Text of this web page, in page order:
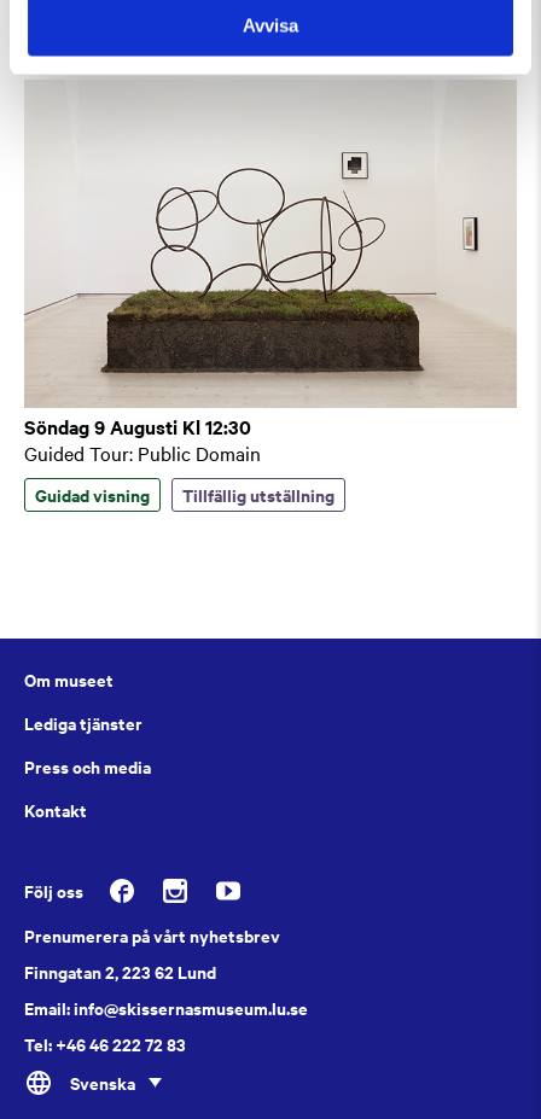
Avvisa
Söndag 9 Augusti Kl 12:30
Guided Tour: Public Domain
Guidad visning Tillfällig utställning
Om museet
Lediga tjänster
Press och media
Kontakt
Följ oss
Prenumerera på vårt nyhetsbrev
Finngatan 2, 223 62 Lund
Email: info@skissernasmuseum.lu.se
Tel: +46 46 222 72 83
Svenska